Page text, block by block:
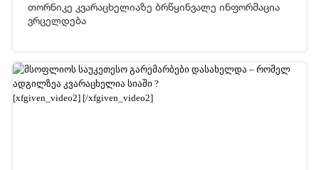
[xfgiven_video2][/xfgiven_video2]
თორნიკე კვარაცხელიაზე ბრწყინვალე ინფორმაცია
ვრცელდება
[xfgiven_video2] [/xfgiven_video2]